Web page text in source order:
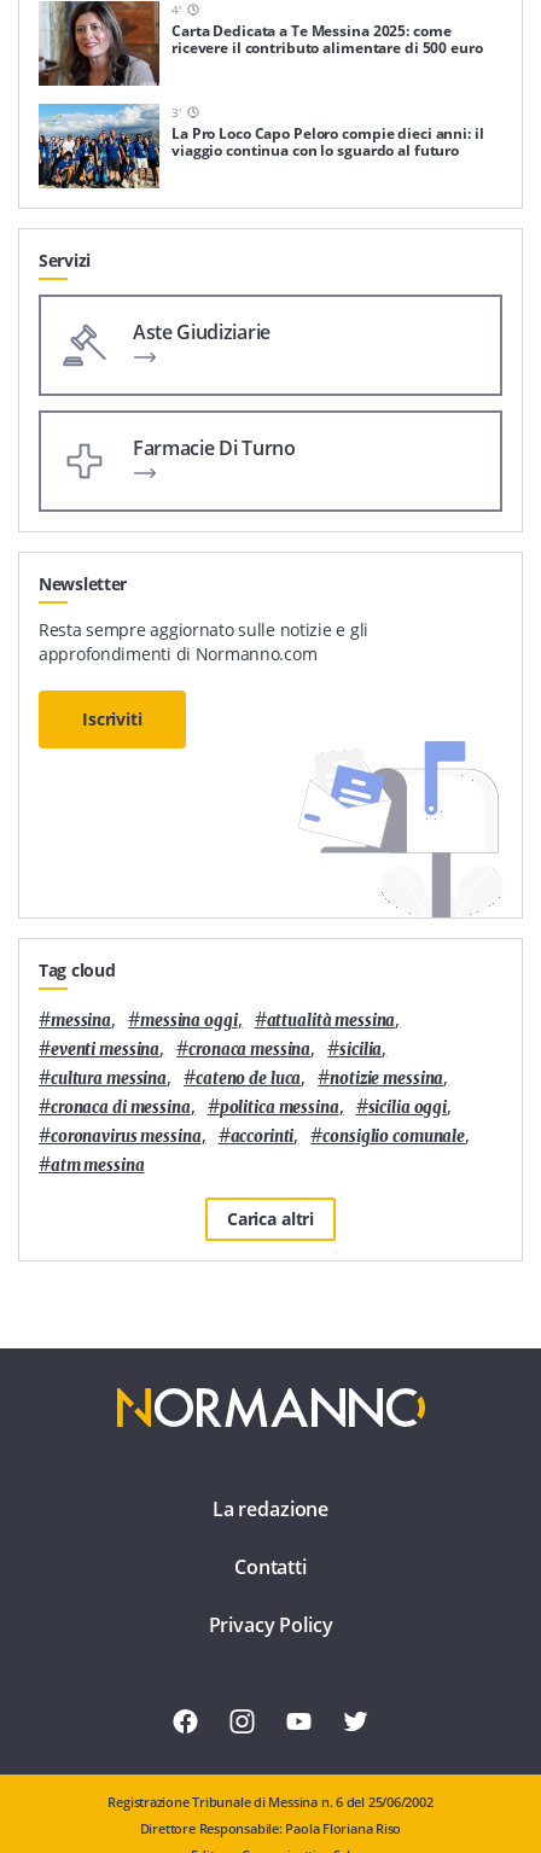
4'
Carta Dedicata a Te Messina 2025: come
ricevere il contributo alimentare di 500 euro
3'
La Pro Loco Capo Peloro compie dieci anni: il
viaggio continua con lo sguardo al futuro
Servizi
Aste Giudiziarie
Farmacie Di Turno
Newsletter
Resta sempre aggiornato sulle notizie e gli
approfondimenti di Normanno.com
Iscriviti
Tag cloud
#messina, #messina oggi, #attualità messina,
#eventi messina, #cronaca messina, #sicilia,
#cultura messina, #cateno de luca, #notizie messina,
#cronaca di messina, #politica messina, #sicilia oggi,
#coronavirus messina, #accorinti, #consiglio comunale,
#atm messina
Carica altri
La redazione
Contatti
Privacy Policy
Registrazione Tribunale di Messina n. 6 del 25/06/2002
Direttore Responsabile: Paola Floriana Riso